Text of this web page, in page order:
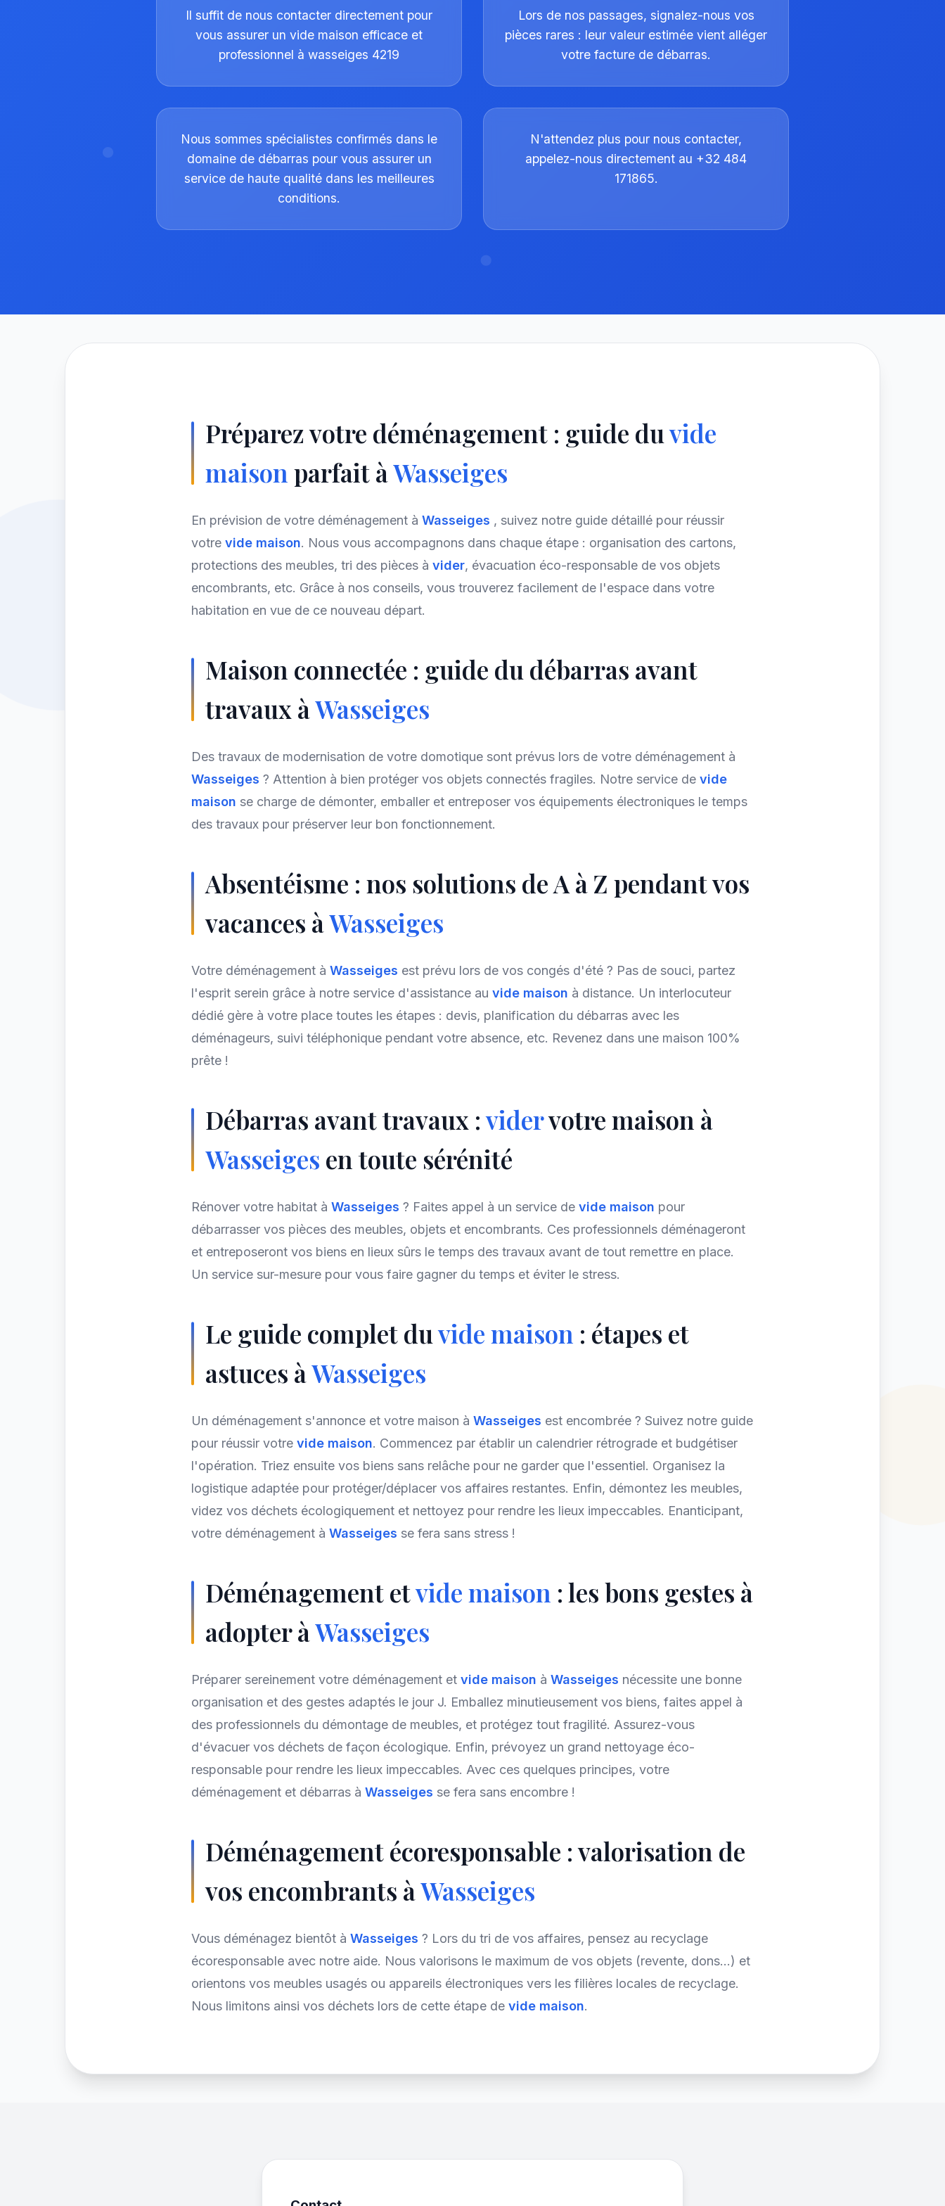
Il suffit de nous contacter directement pour
vous assurer un vide maison efficace et
professionnel à wasseiges 4219
Lors de nos passages, signalez-nous vos
pièces rares : leur valeur estimée vient alléger
votre facture de débarras.
Nous sommes spécialistes confirmés dans le
domaine de débarras pour vous assurer un
service de haute qualité dans les meilleures
conditions.
N'attendez plus pour nous contacter,
appelez-nous directement au +32 484
171865.
Préparez votre déménagement : guide duvide
maison parfait àWasseiges
En prévision de votre déménagement à Wasseiges , suivez notre guide détaillé pour réussir
votre vide maison. Nous vous accompagnons dans chaque étape : organisation des cartons,
protections des meubles, tri des pièces à vider, évacuation éco-responsable de vos objets
encombrants, etc. Grâce à nos conseils, vous trouverez facilement de l'espace dans votre
habitation en vue de ce nouveau départ.
Maison connectée : guide du débarras avant
travaux àWasseiges
Des travaux de modernisation de votre domotique sont prévus lors de votre déménagement à
Wasseiges ? Attention à bien protéger vos objets connectés fragiles. Notre service de vide
maison se charge de démonter, emballer et entreposer vos équipements électroniques le temps
des travaux pour préserver leur bon fonctionnement.
Absentéisme : nos solutions de A à Z pendant vos
vacances àWasseiges
Votre déménagement à Wasseiges est prévu lors de vos congés d'été ? Pas de souci, partez
l'esprit serein grâce à notre service d'assistance au vide maison à distance. Un interlocuteur
dédié gère à votre place toutes les étapes : devis, planification du débarras avec les
déménageurs, suivi téléphonique pendant votre absence, etc. Revenez dans une maison 100%
prête !
Débarras avant travaux :vidervotre maison à
Wasseiges en toute sérénité
Rénover votre habitat à Wasseiges ? Faites appel à un service de vide maison pour
débarrasser vos pièces des meubles, objets et encombrants. Ces professionnels déménageront
et entreposeront vos biens en lieux sûrs le temps des travaux avant de tout remettre en place.
Un service sur-mesure pour vous faire gagner du temps et éviter le stress.
Le guide complet duvide maison : étapes et
astuces àWasseiges
Un déménagement s'annonce et votre maison à Wasseiges est encombrée ? Suivez notre guide
pour réussir votre vide maison. Commencez par établir un calendrier rétrograde et budgétiser
l'opération. Triez ensuite vos biens sans relâche pour ne garder que l'essentiel. Organisez la
logistique adaptée pour protéger/déplacer vos affaires restantes. Enfin, démontez les meubles,
videz vos déchets écologiquement et nettoyez pour rendre les lieux impeccables. Enanticipant,
votre déménagement à Wasseiges se fera sans stress !
Déménagement etvide maison : les bons gestes à
adopter àWasseiges
Préparer sereinement votre déménagement et vide maison à Wasseiges nécessite une bonne
organisation et des gestes adaptés le jour J. Emballez minutieusement vos biens, faites appel à
des professionnels du démontage de meubles, et protégez tout fragilité. Assurez-vous
d'évacuer vos déchets de façon écologique. Enfin, prévoyez un grand nettoyage éco-
responsable pour rendre les lieux impeccables. Avec ces quelques principes, votre
déménagement et débarras à Wasseiges se fera sans encombre !
Déménagement écoresponsable : valorisation de
vos encombrants àWasseiges
Vous déménagez bientôt à Wasseiges ? Lors du tri de vos affaires, pensez au recyclage
écoresponsable avec notre aide. Nous valorisons le maximum de vos objets (revente, dons...) et
orientons vos meubles usagés ou appareils électroniques vers les filières locales de recyclage.
Nous limitons ainsi vos déchets lors de cette étape de vide maison.